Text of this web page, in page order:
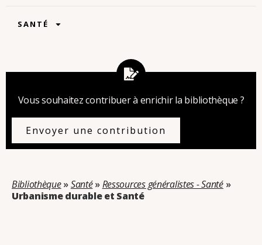
SANTÉ
Vous souhaitez contribuer à enrichir la bibliothèque ?
Envoyer une contribution
Bibliothèque»Santé»Ressources généralistes - Santé»
Urbanisme durable et Santé